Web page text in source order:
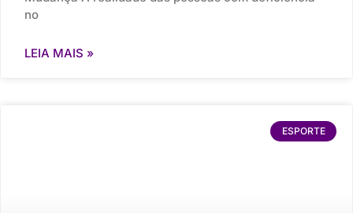
no
LEIA MAIS »
ESPORTE